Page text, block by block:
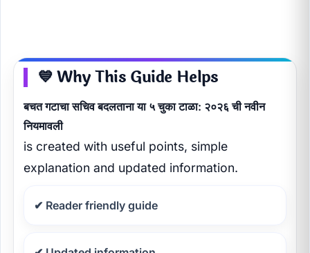
💙 Why This Guide Helps
बचत गटाचा सचिव बदलताना या ५ चुका टाळा: २०२६ ची नवीन
नियमावली
is created with useful points, simple
explanation and updated information.
✔ Reader friendly guide